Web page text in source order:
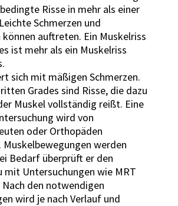
Risse in mehr als einer
Schmerzen und
können auftreten. Ein Muskelriss
ist mehr als ein Muskelriss
sich mit mäßigen Schmerzen.
Grades sind Risse, die dazu
Muskel vollständig reißt. Eine
wird von
oder Orthopäden
werden
Bedarf überprüft er den
mit Untersuchungen wie MRT
den notwendigen
wird je nach Verlauf und